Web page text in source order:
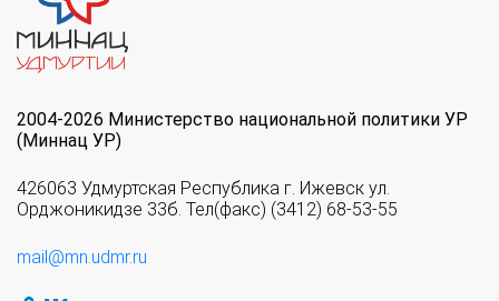
2004-2026 Министерство национальной политики УР
(Миннац УР)
426063 Удмуртская Республика г. Ижевск ул.
Орджоникидзе 33б. Тел(факс) (3412) 68-53-55
mail@mn.udmr.ru